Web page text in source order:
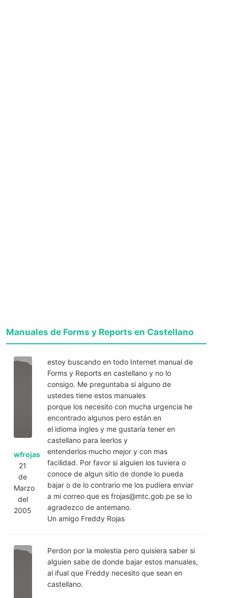
Manuales de Forms y Reports en Castellano
wfrojas
21
de
Marzo
del
2005
estoy buscando en todo Internet manual de
Forms y Reports en castellano y no lo
consigo. Me preguntaba si alguno de
ustedes tiene estos manuales
porque los necesito con mucha urgencia he
encontrado algunos pero están en
el idioma ingles y me gustaría tener en
castellano para leerlos y
entenderlos mucho mejor y con mas
facilidad. Por favor si alguien los tuviera o
conoce de algun sitio de donde lo pueda
bajar o de lo contrario me los pudiera enviar
a mi correo que es frojas@mtc.gob.pese lo
agradezco de antemano.
Un amigo Freddy Rojas
Perdon por la molestia pero quisiera saber si
alguien sabe de donde bajar estos manuales,
al ifual que Freddy necesito que sean en
castellano.